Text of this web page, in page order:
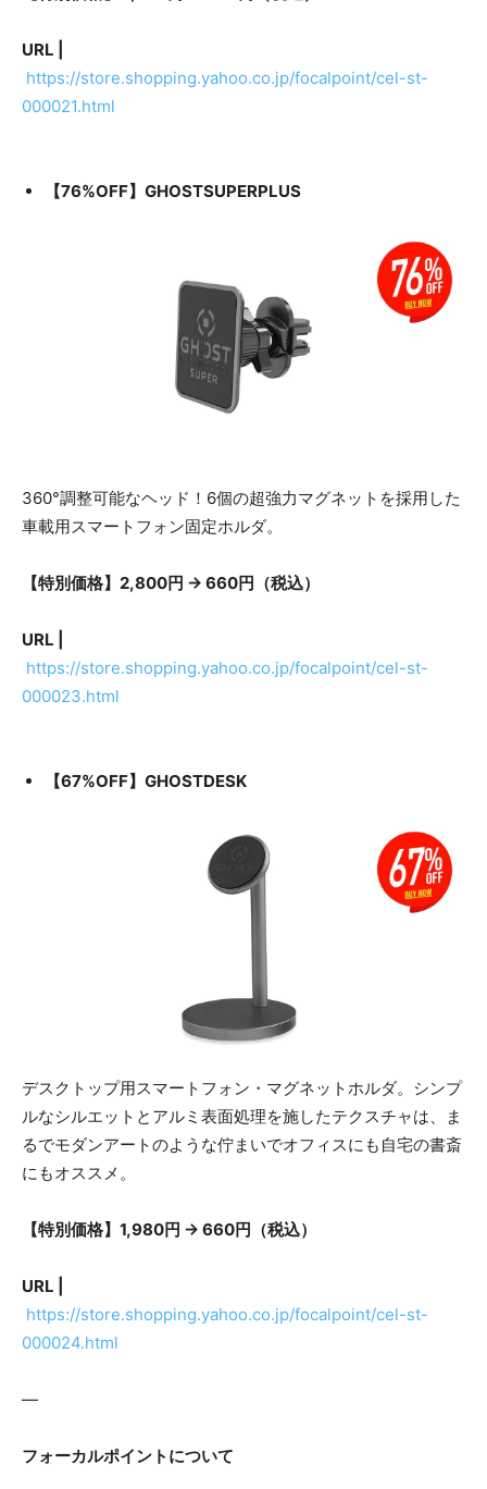
URL |
https://store.shopping.yahoo.co.jp/focalpoint/cel-st-
000021.html
【76%OFF】GHOSTSUPERPLUS
360°調整可能なヘッド！6個の超強力マグネットを採用した
車載用スマートフォン固定ホルダ。
【特別価格】2,800円 → 660円（税込）
URL |
https://store.shopping.yahoo.co.jp/focalpoint/cel-st-
000023.html
【67%OFF】GHOSTDESK
デスクトップ用スマートフォン・マグネットホルダ。シンプ
ルなシルエットとアルミ表面処理を施したテクスチャは、ま
るでモダンアートのような佇まいでオフィスにも自宅の書斎
にもオススメ。
【特別価格】1,980円 → 660円（税込）
URL |
https://store.shopping.yahoo.co.jp/focalpoint/cel-st-
000024.html
—
フォーカルポイントについて